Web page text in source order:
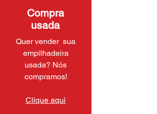
Compra
usada
Quer vender sua
empilhadeira
usada? Nós
compramos!
Clique aqui